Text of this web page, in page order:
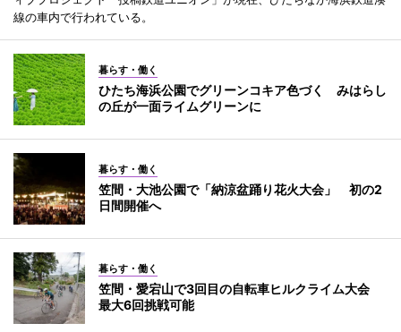
線の車内で行われている。
暮らす・働く
ひたち海浜公園でグリーンコキア色づく みはらし
の丘が一面ライムグリーンに
暮らす・働く
笠間・大池公園で「納涼盆踊り花火大会」 初の2
日間開催へ
暮らす・働く
笠間・愛宕山で3回目の自転車ヒルクライム大会
最大6回挑戦可能